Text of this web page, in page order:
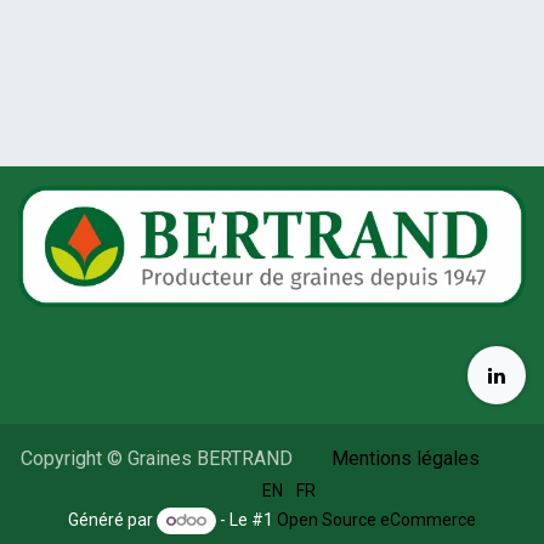
Copyright © Graines BERTRAND Mentions légales
EN
FR
Généré par
- Le #1 Open Source eCommerce